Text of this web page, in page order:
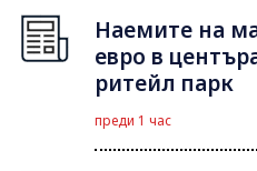
Наемите на
евро в
ритейл парк
преди 1 час